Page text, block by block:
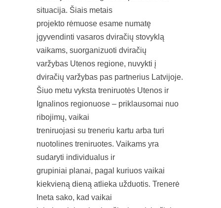
situacija. Šiais metais
projekto rėmuose esame numatę
įgyvendinti vasaros dviračių stovyklą
vaikams, suorganizuoti dviračių
varžybas Utenos regione, nuvykti į
dviračių varžybas pas partnerius Latvijoje.
Šiuo metu vyksta treniruotės Utenos ir
Ignalinos regionuose – priklausomai nuo
ribojimų, vaikai
treniruojasi su treneriu kartu arba turi
nuotolines treniruotes. Vaikams yra
sudaryti individualus ir
grupiniai planai, pagal kuriuos vaikai
kiekvieną dieną atlieka užduotis. Trenerė
Ineta sako, kad vaikai